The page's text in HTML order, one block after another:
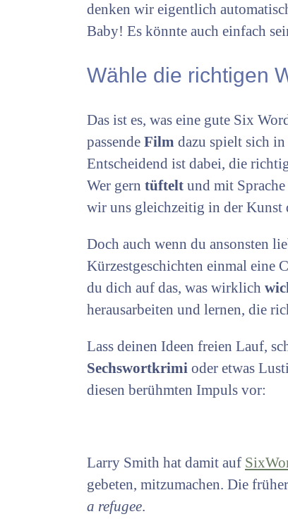
denken wir eigentlich
Baby! Es könnte auch einfach
Wähle die richtigen
Das ist es, was eine gute Six
passende Film dazu spielt sich
Entscheidend ist dabei, die
Wer gern tüftelt und mit
wir uns gleichzeitig in der Kunst
Doch auch wenn du ansonsten
Kürzestgeschichten einmal eine
du dich auf das, was wirklich
herausarbeiten und lernen, die
Lass deinen Ideen freien Lauf,
Sechswortkrimi oder etwas
diesen berühmten Impuls vor:
Larry Smith hat damit auf
gebeten, mitzumachen. Die
a refugee.